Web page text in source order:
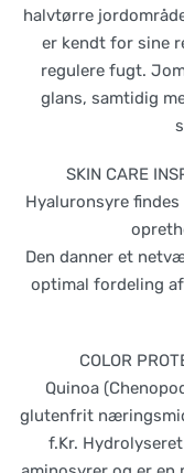
halvtørre
er kendt for sine
regulere fugt.
glans, samtidig
SKIN CARE
Hyaluronsyre
Den danner et
optimal fordeling
COLOR
Quinoa
glutenfrit
f.Kr.